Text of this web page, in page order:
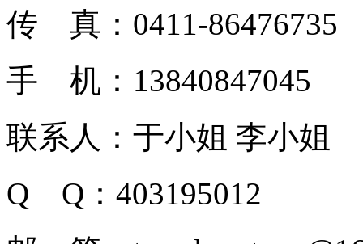
传 真：0411-86476735
手 机：13840847045
联系人：于小姐 李小姐
Q Q：403195012